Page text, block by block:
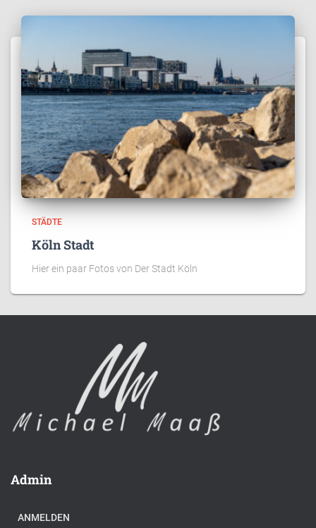
STÄDTE
Köln Stadt
Hier ein paar Fotos von Der Stadt Köln
Admin
ANMELDEN